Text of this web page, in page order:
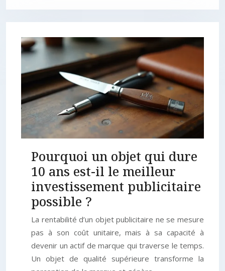
Pourquoi un objet qui dure
10 ans est-il le meilleur
investissement publicitaire
possible ?
La rentabilité d’un objet publicitaire ne se mesure
pas à son coût unitaire, mais à sa capacité à
devenir un actif de marque qui traverse le temps.
Un objet de qualité supérieure transforme la